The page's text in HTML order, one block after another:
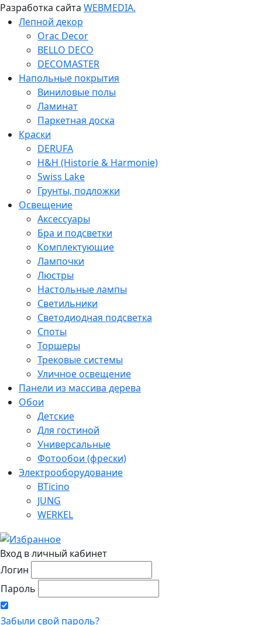
Разработка сайта WEBMEDIA.
Лепной декор
Orac Decor
BELLO DECO
DECOMASTER
Напольные покрытия
Виниловые полы
Ламинат
Паркетная доска
Краски
DERUFA
H&H (Historie & Harmonie)
Swiss Lake
Грунты, подложки
Освещение
Аксессуары
Бра и подсветки
Комплектующие
Лампочки
Люстры
Настольные лампы
Светильники
Светодиодная подсветка
Споты
Торшеры
Трековые системы
Уличное освещение
Панели из массива дерева
Обои
Детские
Для гостиной
Универсальные
Фотообои (фрески)
Электрооборудование
BTicino
JUNG
WERKEL
Вход в личный кабинет
Логин
Пароль
Забыли свой пароль?